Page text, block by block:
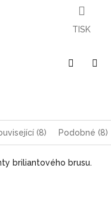
TISK
(8) Podobné (8)
briliantového brusu.